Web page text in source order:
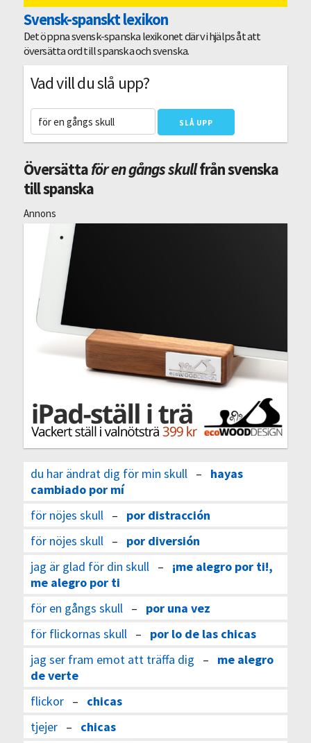
Svensk-spanskt lexikon
Det öppna svensk-spanska lexikonet där vi hjälps åt att
översätta ord till spanska och svenska.
Vad vill du slå upp?
Översättaför en gångs skullfrån svenska
till spanska
Annons
du har ändrat dig för min skull– hayas
cambiado por mí
för nöjes skull– por distracción
för nöjes skull– por diversión
jag är glad för din skull– ¡me alegro por ti!,
me alegro por ti
för en gångs skull– por una vez
för flickornas skull– por lo de las chicas
jag ser fram emot att träffa dig – me alegro
de verte
flickor– chicas
tjejer– chicas